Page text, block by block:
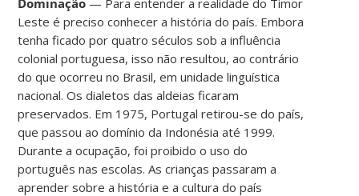
Leste é preciso conhecer a história do país. Embora
tenha ficado por quatro séculos sob a influência
colonial portuguesa, isso não resultou, ao contrário
do que ocorreu no Brasil, em unidade linguística
nacional. Os dialetos das aldeias ficaram
preservados. Em 1975, Portugal retirou-se do país,
que passou ao domínio da Indonésia até 1999.
Durante a ocupação, foi proibido o uso do
português nas escolas. As crianças passaram a
aprender sobre a história e a cultura do país